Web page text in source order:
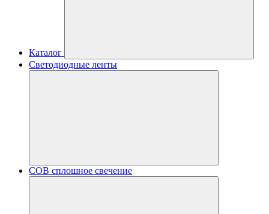
Каталог
Светодиодные ленты
COB сплошное свечение